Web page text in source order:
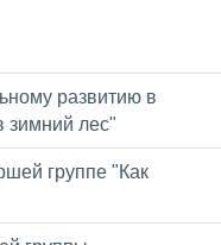
развитию в
зимний лес"
группе "Как